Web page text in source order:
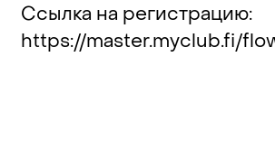
Ссылка на регистрацию:
https://master.myclub.fi/